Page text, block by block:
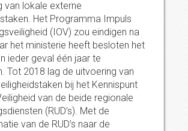
van lokale externe
Het Programma Impuls
(IOV) zou eindigen na
het ministerie heeft besloten het
ieder geval één jaar te
Tot 2018 lag de uitvoering van
bij het Kennispunt
van de beide regionale
(RUD’s). Met de
van de RUD’s naar de